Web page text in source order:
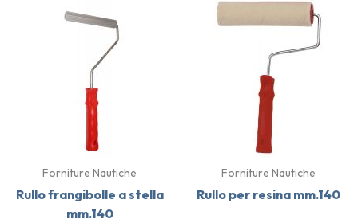
Forniture Nautiche
Rullo frangibolle a stella
mm.140
Forniture Nautiche
Rullo per resina mm.140